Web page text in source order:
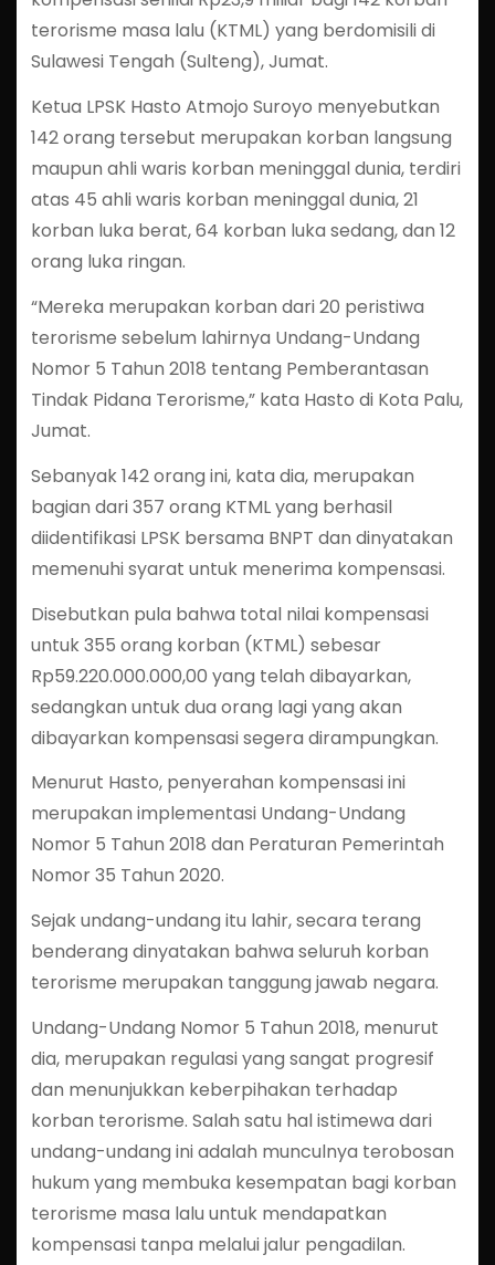
terorisme masa lalu (KTML) yang berdomisili di
Sulawesi Tengah (Sulteng), Jumat.
Ketua LPSK Hasto Atmojo Suroyo menyebutkan
142 orang tersebut merupakan korban langsung
maupun ahli waris korban meninggal dunia, terdiri
atas 45 ahli waris korban meninggal dunia, 21
korban luka berat, 64 korban luka sedang, dan 12
orang luka ringan.
“Mereka merupakan korban dari 20 peristiwa
terorisme sebelum lahirnya Undang-Undang
Nomor 5 Tahun 2018 tentang Pemberantasan
Tindak Pidana Terorisme,” kata Hasto di Kota Palu,
Jumat.
Sebanyak 142 orang ini, kata dia, merupakan
bagian dari 357 orang KTML yang berhasil
diidentifikasi LPSK bersama BNPT dan dinyatakan
memenuhi syarat untuk menerima kompensasi.
Disebutkan pula bahwa total nilai kompensasi
untuk 355 orang korban (KTML) sebesar
Rp59.220.000.000,00 yang telah dibayarkan,
sedangkan untuk dua orang lagi yang akan
dibayarkan kompensasi segera dirampungkan.
Menurut Hasto, penyerahan kompensasi ini
merupakan implementasi Undang-Undang
Nomor 5 Tahun 2018 dan Peraturan Pemerintah
Nomor 35 Tahun 2020.
Sejak undang-undang itu lahir, secara terang
benderang dinyatakan bahwa seluruh korban
terorisme merupakan tanggung jawab negara.
Undang-Undang Nomor 5 Tahun 2018, menurut
dia, merupakan regulasi yang sangat progresif
dan menunjukkan keberpihakan terhadap
korban terorisme. Salah satu hal istimewa dari
undang-undang ini adalah munculnya terobosan
hukum yang membuka kesempatan bagi korban
terorisme masa lalu untuk mendapatkan
kompensasi tanpa melalui jalur pengadilan.